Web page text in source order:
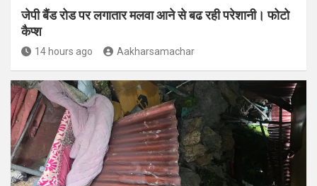
जेपी बैंड रोड पर लगातार मलवा आने से बढ रही परेशानी। फोटो
कैप्श
14 hours ago Aakharsamachar